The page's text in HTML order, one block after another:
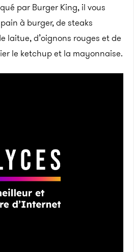
par Burger King, il vous
à burger, de steaks
laitue, d’oignons rouges et de
le ketchup et la mayonnaise.